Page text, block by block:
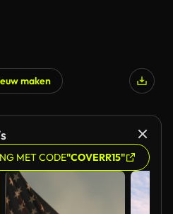
maken
MET CODE"COVERR15"